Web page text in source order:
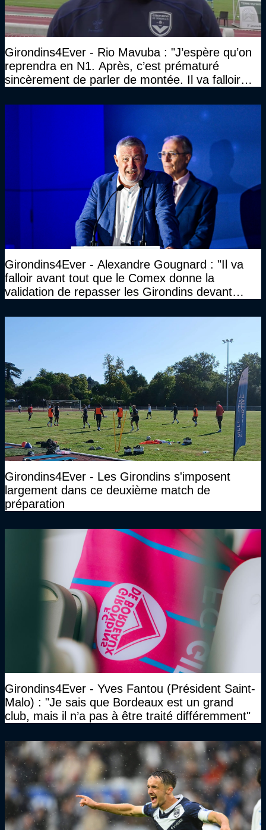
Girondins4Ever - Rio Mavuba : "J’espère qu’on
reprendra en N1. Après, c’est prématuré
sincèrement de parler de montée. Il va falloir
Girondins4Ever - Alexandre Gougnard : "Il va
falloir avant tout que le Comex donne la
validation de repasser les Girondins devant
Girondins4Ever - Les Girondins s'imposent
largement dans ce deuxième match de
préparation
Girondins4Ever - Yves Fantou (Président Saint-
Malo) : "Je sais que Bordeaux est un grand
club, mais il n’a pas à être traité différemment"